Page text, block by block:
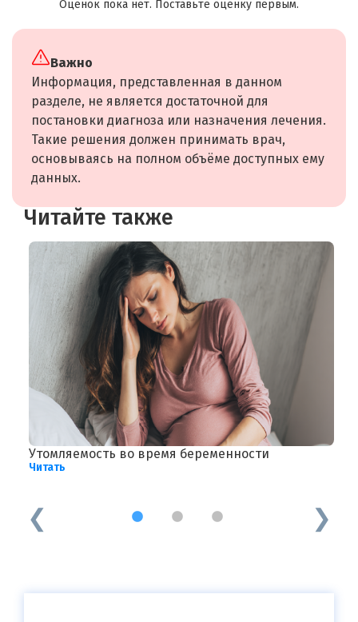
Оценок пока нет. Поставьте оценку первым.
Важно
Информация, представленная в данном
разделе, не является достаточной для
постановки диагноза или назначения лечения.
Такие решения должен принимать врач,
основываясь на полном объёме доступных ему
данных.
Читайте также
Утомляемость во время беременности
Читать
1 2 3